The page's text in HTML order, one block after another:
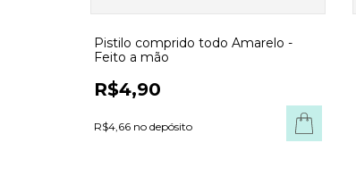
Pistilo comprido todo Amarelo -
Feito a mão
R$4,90
R$4,66 no depósito COMPRAR